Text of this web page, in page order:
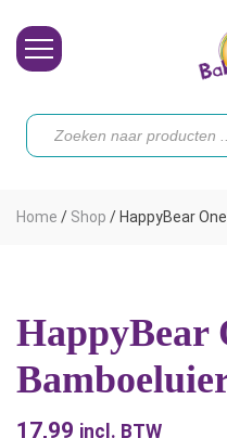
Toebehoren
Onze merken
Hoe begin ik?
Producten
zoeken
Home / Shop / HappyBear
HappyBear
17,99 incl. BTW